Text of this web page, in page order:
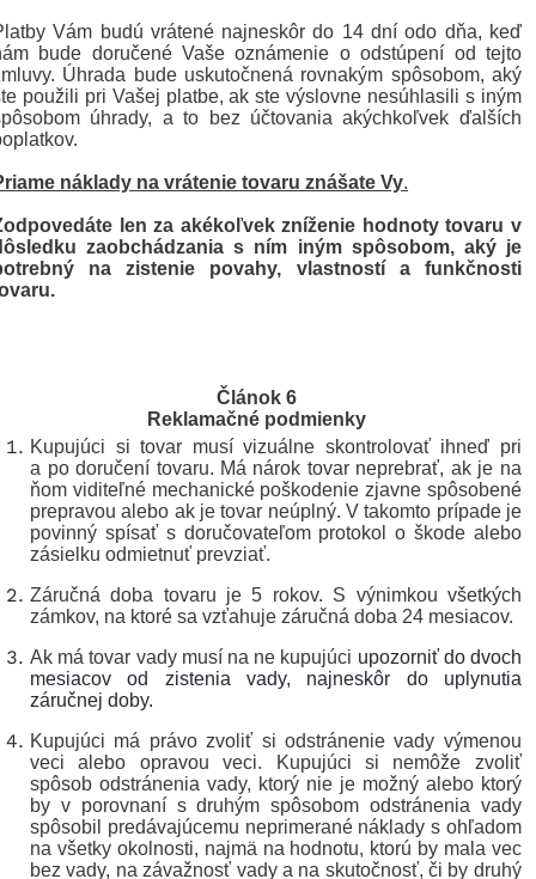
Vám budú vrátené najneskôr do 14 dní odo dňa, keď
bude doručené Vaše oznámenie o odstúpení od tejto
Úhrada bude uskutočnená rovnakým spôsobom, aký
použili pri Vašej platbe, ak ste výslovne nesúhlasili s iným
úhrady, a to bez účtovania akýchkoľvek ďalších
náklady na vrátenie tovaru znášate Vy.
len za akékoľvek zníženie hodnoty tovaru v
zaobchádzania s ním iným spôsobom, aký je
na zistenie povahy, vlastností a funkčnosti
Článok 6
Reklamačné podmienky
Kupujúci si tovar musí vizuálne skontrolovať ihneď pri
a po doručení tovaru. Má nárok tovar neprebrať, ak je na
ňom viditeľné mechanické poškodenie zjavne spôsobené
prepravou alebo ak je tovar neúplný. V takomto prípade je
povinný spísať s doručovateľom protokol o škode alebo
zásielku odmietnuť prevziať.
Záručná doba tovaru je 5 rokov. S výnimkou všetkých
zámkov, na ktoré sa vzťahuje záručná doba 24 mesiacov.
Ak má tovar vady musí na ne kupujúci upozorniť do dvoch
mesiacov od zistenia vady, najneskôr do uplynutia
záručnej doby.
Kupujúci má právo zvoliť si odstránenie vady výmenou
veci alebo opravou veci. Kupujúci si nemôže zvoliť
spôsob odstránenia vady, ktorý nie je možný alebo ktorý
by v porovnaní s druhým spôsobom odstránenia vady
spôsobil predávajúcemu neprimerané náklady s ohľadom
na všetky okolnosti, najmä na hodnotu, ktorú by mala vec
bez vady, na závažnosť vady a na skutočnosť, či by druhý